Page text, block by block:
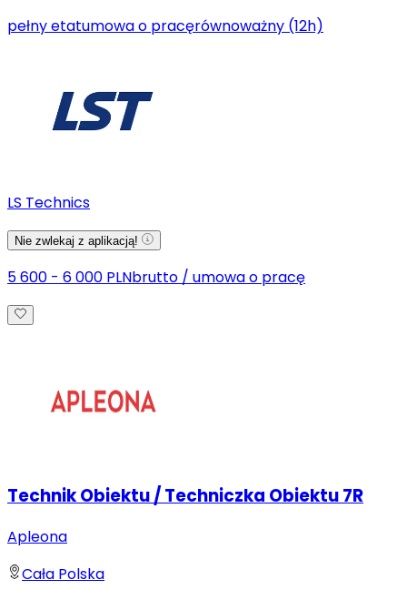
pełny etatumowa o pracęrównoważny (12h)
LS Technics
Nie zwlekaj z aplikacją!
5 600 - 6 000 PLNbrutto / umowa o pracę
Technik Obiektu / Techniczka Obiektu 7R
Apleona
Cała Polska